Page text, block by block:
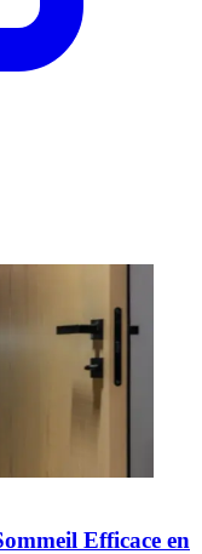
Efficace en